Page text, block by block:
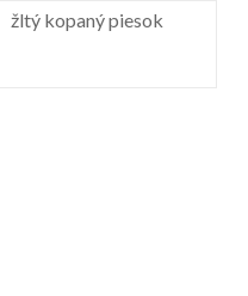
žltý kopaný piesok